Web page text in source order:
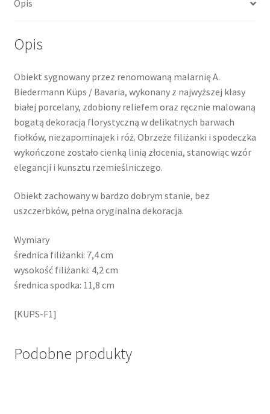
Biedermann
Bavaria
Opis
Opis
Obiekt sygnowany przez renomowaną malarnię A.
Biedermann Küps / Bavaria, wykonany z najwyższej klasy
białej porcelany, zdobiony reliefem oraz ręcznie malowaną
bogatą dekoracją florystyczną w delikatnych barwach
fiołków, niezapominajek i róż. Obrzeże filiżanki i spodeczka
wykończone zostało cienką linią złocenia, stanowiąc wzór
elegancji i kunsztu rzemieślniczego.
Obiekt zachowany w bardzo dobrym stanie, bez
uszczerbków, pełna oryginalna dekoracja.
Wymiary
średnica filiżanki: 7,4 cm
wysokość filiżanki: 4,2 cm
średnica spodka: 11,8 cm
[KUPS-F1]
Podobne produkty